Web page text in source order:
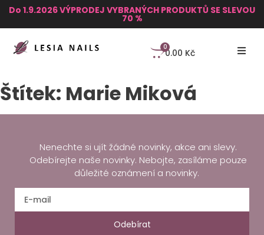
Do 1.9.2026 VÝPRODEJ VYBRANÝCH PRODUKTŮ SE SLEVOU
70 %
0.00 Kč
0
Štítek: Marie Miková
Nenechte si ujít žádné novinky, akce ani slevy.
Odebírejte naše novinky. Nebojte, zasíláme pouze
důležité oznámení a novinky.
Odebírat